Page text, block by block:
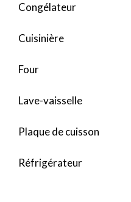
Congélateur
Cuisinière
Four
Lave-vaisselle
Plaque de cuisson
Réfrigérateur